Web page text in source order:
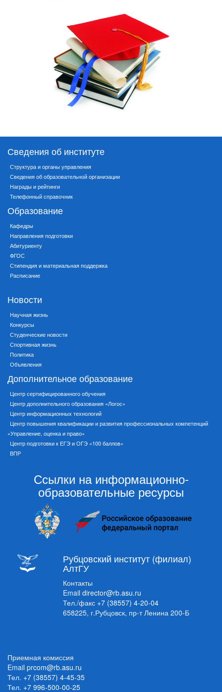
Сведения об институте
Структура и органы управления
Сведения об образовательной организации
Награды и рейтинги
Телефонный справочник
Образование
Кафедры
Направления подготовки
Абитуриенту
ФГОС
Стипендия и материальная поддержка
Расписание
Новости
Научная жизнь
Конкурсы
Студенческие новости
Спортивная жизнь
Политика
Объявления
Дополнительное образование
Центр сертифицированного обучения
Центр дополнительного образования «Логос»
Центр информационных технологий
Центр повышения квалификации и развития профессиональных компетенций
«Управление, оценка и право»
Центр подготовки к ЕГЭ и ОГЭ «100 баллов»
ВПР
Ссылки на информационно-
образовательные ресурсы
Рубцовский институт (филиал)
АлтГУ
Контакты
Email director@rb.asu.ru
Тел./факс +7 (38557) 4-20-04
658225, г.Рубцовск, пр-т Ленина 200-Б
Приемная комиссия
Email prcom@rb.asu.ru
Тел. +7 (38557) 4-45-35
Тел. +7 996-500-00-25